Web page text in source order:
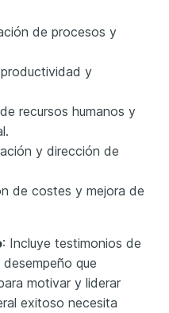
de procesos y
y
recursos humanos y
y dirección de
de costes y mejora de
: Incluye testimonios de
que
motivar y liderar
exitoso necesita